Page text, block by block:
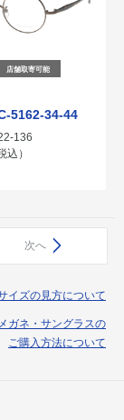
店舗取寄可能
5162-34-44
136
込）
次へ
イズの見方について
ガネ・サングラスの
ご購入方法について